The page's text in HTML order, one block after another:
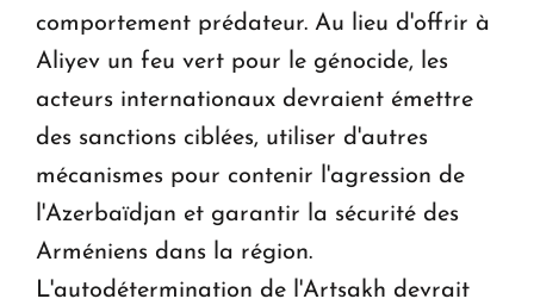
comportement prédateur. Au lieu d'offrir à
Aliyev un feu vert pour le génocide, les
acteurs internationaux devraient émettre
des sanctions ciblées, utiliser d'autres
mécanismes pour contenir l'agression de
l'Azerbaïdjan et garantir la sécurité des
Arméniens dans la région.
L'autodétermination de l'Artsakh devrait